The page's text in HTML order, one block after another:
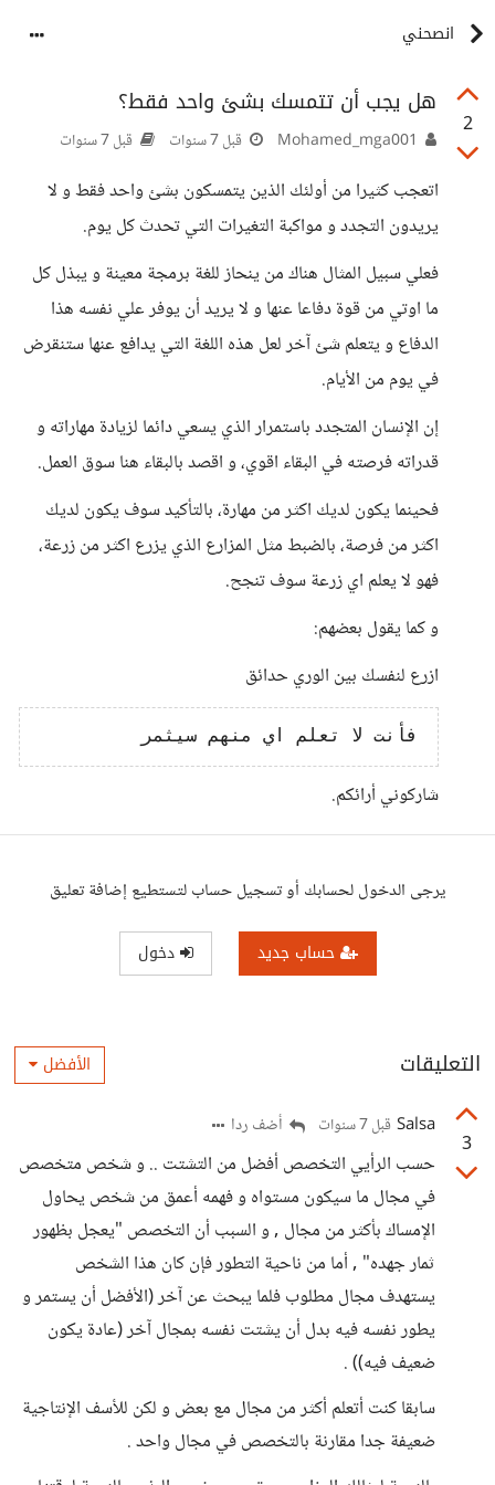
انصحني
2
هل يجب أن تتمسك بشئ واحد فقط؟
قبل 7 سنوات قبل 7 سنوات
اتعجب كثيرا من أولئك الذين يتمسكون بشئ واحد فقط و لا
يريدون التجدد و مواكبة التغيرات التي تحدث كل يوم.
فعلي سبيل المثال هناك من ينحاز للغة برمجة معينة و يبذل كل
ما اوتي من قوة دفاعا عنها و لا يريد أن يوفر علي نفسه هذا
الدفاع و يتعلم شئ آخر لعل هذه اللغة التي يدافع عنها ستنقرض
في يوم من الأيام.
إن الإنسان المتجدد باستمرار الذي يسعي دائما لزيادة مهاراته و
قدراته فرصته في البقاء اقوي، و اقصد بالبقاء هنا سوق العمل.
فحينما يكون لديك اكثر من مهارة، بالتأكيد سوف يكون لديك
اكثر من فرصة، بالضبط مثل المزارع الذي يزرع اكثر من زرعة،
فهو لا يعلم اي زرعة سوف تنجح.
و كما يقول بعضهم:
ازرع لنفسك بين الوري حدائق
شاركوني أرائكم.
يرجى الدخول لحسابك أو تسجيل حساب لتستطيع إضافة تعليق
حساب جديد دخول
التعليقات الأفضل
3
Salsa قبل 7 سنوات أضف ردا
حسب الرأيي التخصص أفضل من التشتت .. و شخص متخصص
في مجال ما سيكون مستواه و فهمه أعمق من شخص يحاول
الإمساك بأكثر من مجال , و السبب أن التخصص "يعجل بظهور
ثمار جهده" , أما من ناحية التطور فإن كان هذا الشخص
يستهدف مجال مطلوب فلما يبحث عن آخر (الأفضل أن يستمر و
يطور نفسه فيه بدل أن يشتت نفسه بمجال آخر (عادة يكون
ضعيف فيه)) .
سابقا كنت أتعلم أكثر من مجال مع بعض و لكن للأسف الإنتاجية
ضعيفة جدا مقارنة بالتخصص في مجال واحد .